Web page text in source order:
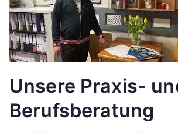
Unsere Praxis-
Berufsberatung